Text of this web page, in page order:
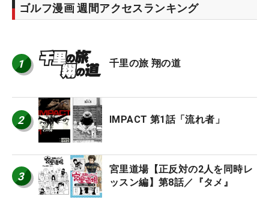
ゴルフ漫画 週間アクセスランキング
1 千里の旅 翔の道
2 IMPACT 第1話「流れ者」
3
宮里道場【正反対の2人を同時レ
ッスン編】第8話／『タメ』